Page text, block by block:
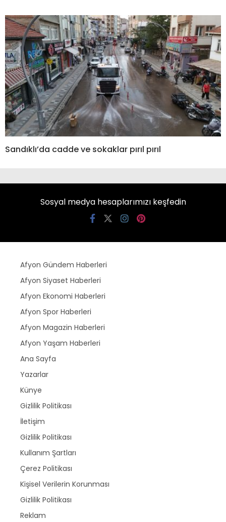
Sandıklı’da cadde ve sokaklar pırıl pırıl
Sosyal medya hesaplarımızı keşfedin
Afyon Gündem Haberleri
Afyon Siyaset Haberleri
Afyon Ekonomi Haberleri
Afyon Spor Haberleri
Afyon Magazin Haberleri
Afyon Yaşam Haberleri
Ana Sayfa
Yazarlar
Künye
Gizlilik Politikası
İletişim
Gizlilik Politikası
Kullanım Şartları
Çerez Politikası
Kişisel Verilerin Korunması
Gizlilik Politikası
Reklam